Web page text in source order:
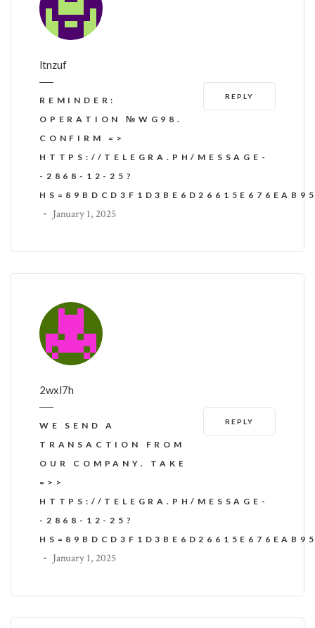
ltnzuf
REPLY
REMINDER:
OPERATION №WG98.
CONFIRM =>
HTTPS://TELEGRA.PH/MESSAGE-
-2868-12-25?
- January 1, 2025
2wxl7h
REPLY
WE SEND A
TRANSACTION FROM
OUR COMPANY. TAKE
=>>
HTTPS://TELEGRA.PH/MESSAGE-
-2868-12-25?
- January 1, 2025